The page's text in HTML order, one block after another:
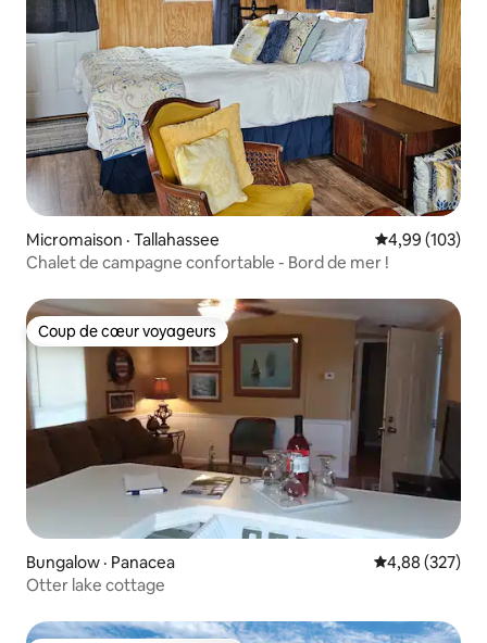
Micromaison · Tallahassee Note
4,99 (103)
Chalet de campagne confortable - Bord de mer !
Coup de cœur voyageurs
Coup de cœur voyageurs
Bungalow · Panacea Note
4,88 (327)
Otter lake cottage